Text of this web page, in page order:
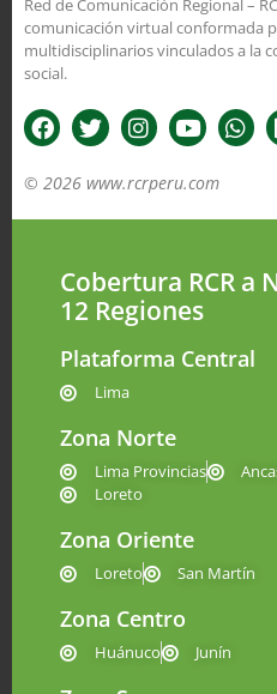
Red de Comunicación Regional –
comunicación virtual conformada
multidisciplinarios vinculados a la
social.
© 2026 www.rcrperu.com
Cobertura RCR a
12 Regiones
Plataforma Central
Lima
Zona Norte
Lima Provincias
Loreto
Zona Oriente
Loreto San Martín
Zona Centro
Huánuco Junín